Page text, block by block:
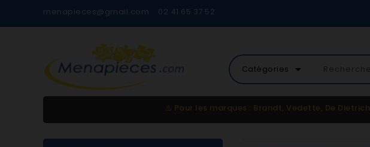
menapieces@gmail.com 02 41 65 37 52
Catégories arrow_drop_down
⚠️ Pour les marques : Brandt, Vedette, De Dietrich